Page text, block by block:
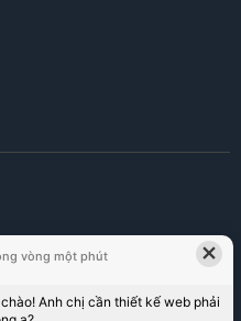
×
vòng một phút
Anh chị cần thiết kế web phải